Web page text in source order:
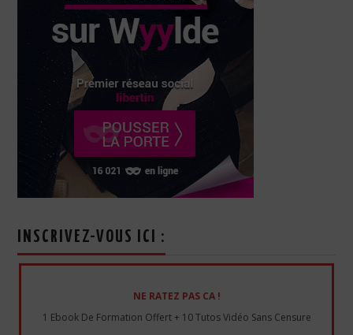
INSCRIVEZ-VOUS ICI :
NE RATEZ PAS CA !
1 Ebook De Formation Offert + 10 Tutos Vidéo Sans Censure